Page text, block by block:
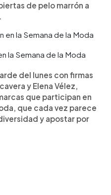
de pelo marrón a
la Semana de la Moda
del lunes con firmas
y Elena Vélez,
que participan en
que cada vez parece
y apostar por